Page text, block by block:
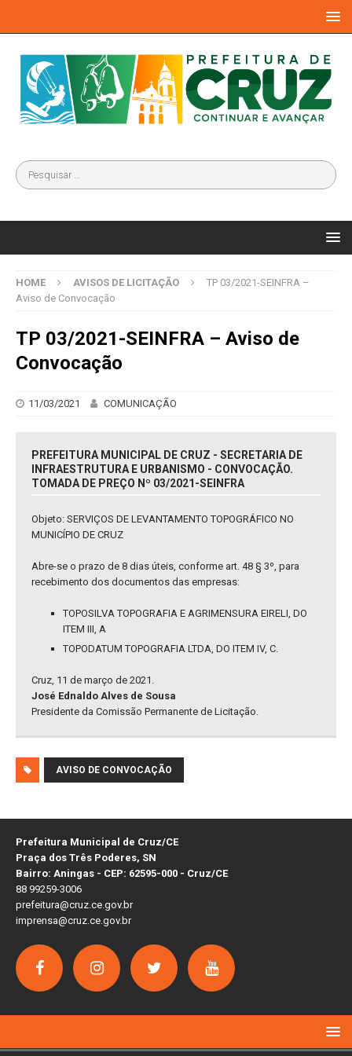
HOME AVISOS DE LICITAÇÃO
TP 03/2021-SEINFRA –
Aviso de Convocação
TP 03/2021-SEINFRA – Aviso de
Convocação
11/03/2021 COMUNICAÇÃO
PREFEITURA MUNICIPAL DE CRUZ - SECRETARIA DE
INFRAESTRUTURA E URBANISMO - CONVOCAÇÃO.
TOMADA DE PREÇO Nº 03/2021-SEINFRA
Objeto: SERVIÇOS DE LEVANTAMENTO TOPOGRÁFICO NO
MUNICÍPIO DE CRUZ
Abre-se o prazo de 8 dias úteis, conforme art. 48 § 3º, para
recebimento dos documentos das empresas:
TOPOSILVA TOPOGRAFIA E AGRIMENSURA EIRELI, DO
ITEM III, A
TOPODATUM TOPOGRAFIA LTDA, DO ITEM IV, C.
Cruz, 11 de março de 2021.
José Ednaldo Alves de Sousa
Presidente da Comissão Permanente de Licitação.
AVISO DE CONVOCAÇÃO
Prefeitura Municipal de Cruz/CE
Praça dos Três Poderes, SN
Bairro: Aningas - CEP: 62595-000 - Cruz/CE
88 99259-3006
prefeitura@cruz.ce.gov.br
imprensa@cruz.ce.gov.br